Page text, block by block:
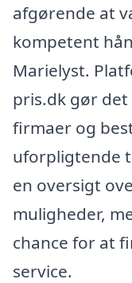
afgørende at
kompetent
Marielyst.
pris.dk gør
firmaer og
uforpligtende
en oversigt
muligheder,
chance for at
service.